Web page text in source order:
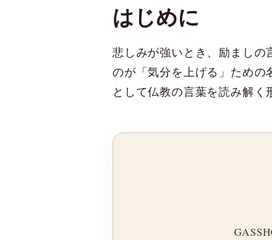
はじめに
悲しみが強いとき、励ましの
のが「気分を上げる」ための
として仏教の言葉を読み解く